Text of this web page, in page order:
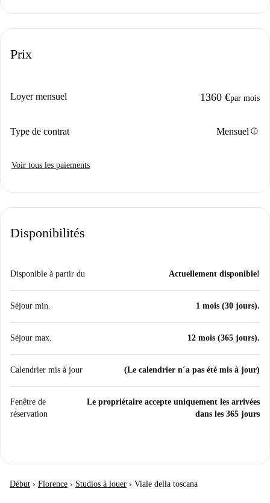
Prix
Loyer mensuel 1360 €par mois
Type de contrat Mensuel info
Voir tous les paiements
Disponibilités
Disponible à partir du Actuellement disponible!
Séjour min. 1 mois (30 jours).
Séjour max. 12 mois (365 jours).
Calendrier mis à jour (Le calendrier n´a pas été mis à jour)
Fenêtre de
réservation
Le propriétaire accepte uniquement les arrivées
dans les 365 jours
Début › Florence › Studios à louer › Viale della toscana